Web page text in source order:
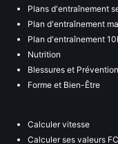
Plans d'entraînement
Plan d'entraînement
Plan d'entraînement
Nutrition
Blessures et Prévention
Forme et Bien-Être
Calculer vitesse
Calculer ses valeurs